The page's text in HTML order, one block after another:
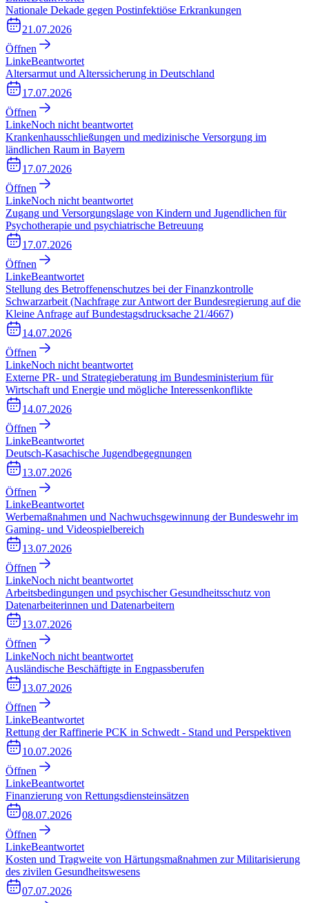
Nationale Dekade gegen Postinfektiöse Erkrankungen
21.07.2026
Öffnen
LinkeBeantwortet
Altersarmut und Alterssicherung in Deutschland
17.07.2026
Öffnen
LinkeNoch nicht beantwortet
Krankenhausschließungen und medizinische Versorgung im
ländlichen Raum in Bayern
17.07.2026
Öffnen
LinkeNoch nicht beantwortet
Zugang und Versorgungslage von Kindern und Jugendlichen für
Psychotherapie und psychiatrische Betreuung
17.07.2026
Öffnen
LinkeBeantwortet
Stellung des Betroffenenschutzes bei der Finanzkontrolle
Schwarzarbeit (Nachfrage zur Antwort der Bundesregierung auf die
Kleine Anfrage auf Bundestagsdrucksache 21/4667)
14.07.2026
Öffnen
LinkeNoch nicht beantwortet
Externe PR- und Strategieberatung im Bundesministerium für
Wirtschaft und Energie und mögliche Interessenkonflikte
14.07.2026
Öffnen
LinkeBeantwortet
Deutsch-Kasachische Jugendbegegnungen
13.07.2026
Öffnen
LinkeBeantwortet
Werbemaßnahmen und Nachwuchsgewinnung der Bundeswehr im
Gaming- und Videospielbereich
13.07.2026
Öffnen
LinkeNoch nicht beantwortet
Arbeitsbedingungen und psychischer Gesundheitsschutz von
Datenarbeiterinnen und Datenarbeitern
13.07.2026
Öffnen
LinkeNoch nicht beantwortet
Ausländische Beschäftigte in Engpassberufen
13.07.2026
Öffnen
LinkeBeantwortet
Rettung der Raffinerie PCK in Schwedt - Stand und Perspektiven
10.07.2026
Öffnen
LinkeBeantwortet
Finanzierung von Rettungsdiensteinsätzen
08.07.2026
Öffnen
LinkeBeantwortet
Kosten und Tragweite von Härtungsmaßnahmen zur Militarisierung
des zivilen Gesundheitswesens
07.07.2026